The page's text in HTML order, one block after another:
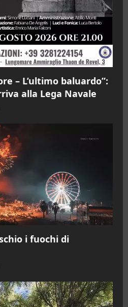
– L’ultimo baluardo”:
alla Lega Navale
i fuochi di